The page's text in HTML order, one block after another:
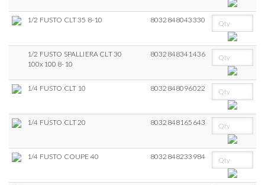
1/2 FUSTO CLT 35 8-10 8032848043330
1/2 FUSTO SPALLIERA CLT 30
100x100 8-10
8032848341436
1/4 FUSTO CLT 10 8032848096022
1/4 FUSTO CLT 20 8032848165643
1/4 FUSTO COUPE 40 8032848233984